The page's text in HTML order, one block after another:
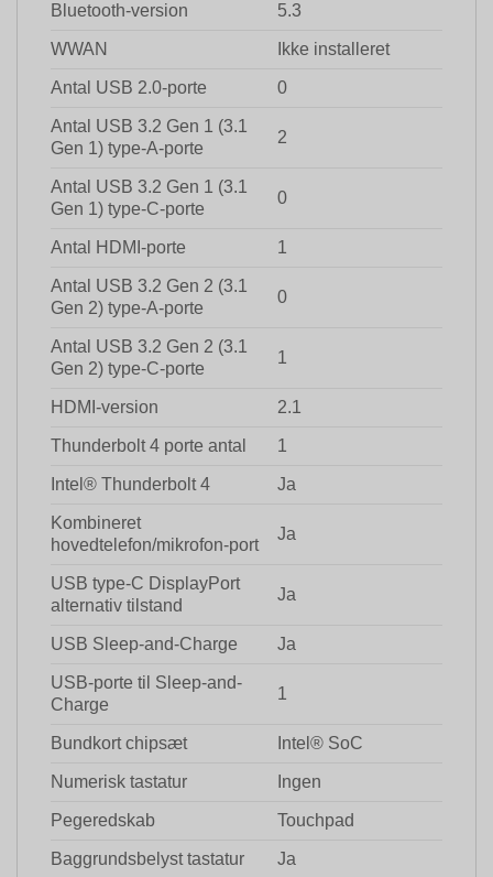
Bluetooth-version 5.3
WWAN Ikke installeret
Antal USB 2.0-porte 0
Antal USB 3.2 Gen 1 (3.1
Gen 1) type-A-porte
2
Antal USB 3.2 Gen 1 (3.1
Gen 1) type-C-porte
0
Antal HDMI-porte 1
Antal USB 3.2 Gen 2 (3.1
Gen 2) type-A-porte
0
Antal USB 3.2 Gen 2 (3.1
Gen 2) type-C-porte
1
HDMI-version 2.1
Thunderbolt 4 porte antal 1
Intel® Thunderbolt 4 Ja
Kombineret
hovedtelefon/mikrofon-port
Ja
USB type-C DisplayPort
alternativ tilstand
Ja
USB Sleep-and-Charge Ja
USB-porte til Sleep-and-
Charge
1
Bundkort chipsæt Intel® SoC
Numerisk tastatur Ingen
Pegeredskab Touchpad
Baggrundsbelyst tastatur Ja